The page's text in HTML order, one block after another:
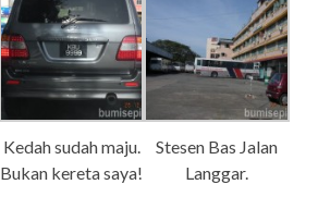
Kedah sudah maju.
Bukan kereta saya!
Stesen Bas Jalan
Langgar.